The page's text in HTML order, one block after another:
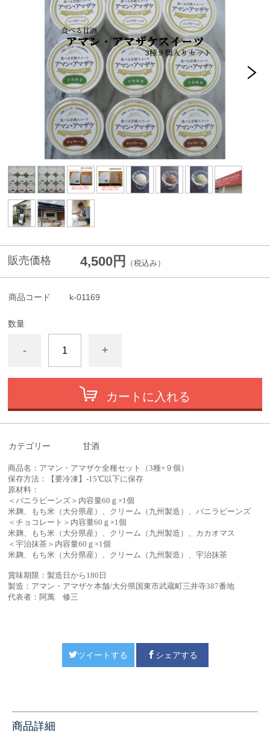
販売価格 4,500円 （税込み）
商品コード k-01169
数量
- +
カートに入れる
カテゴリー 甘酒
商品名：アマン・アマザケ全種セット（3種×９個）
保存方法：【要冷凍】-15℃以下に保存
原材料：
＜バニラビーンズ＞内容量60ｇ×1個
米麹、もち米（大分県産）、クリーム（九州製造）、バニラビーンズ
＜チョコレート＞内容量60ｇ×1個
米麹、もち米（大分県産）、クリーム（九州製造）、カカオマス
＜宇治抹茶＞内容量60ｇ×1個
米麹、もち米（大分県産）、クリーム（九州製造）、宇治抹茶
賞味期限：製造日から180日
製造：アマン・アマザケ本舗/大分県国東市武蔵町三井寺387番地
代表者：阿萬 修三
ツイートする シェアする
商品詳細